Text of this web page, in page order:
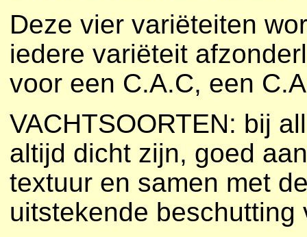
Deze vier variëteiten
iedere variëteit
voor een C.A.C, een
VACHTSOORTEN: bij
altijd dicht zijn, goed
textuur en samen met
uitstekende beschutting